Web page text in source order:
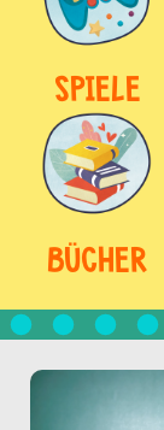
SPIELE
BÜCHER